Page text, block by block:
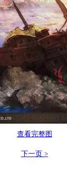
查看完整图
下一页 >